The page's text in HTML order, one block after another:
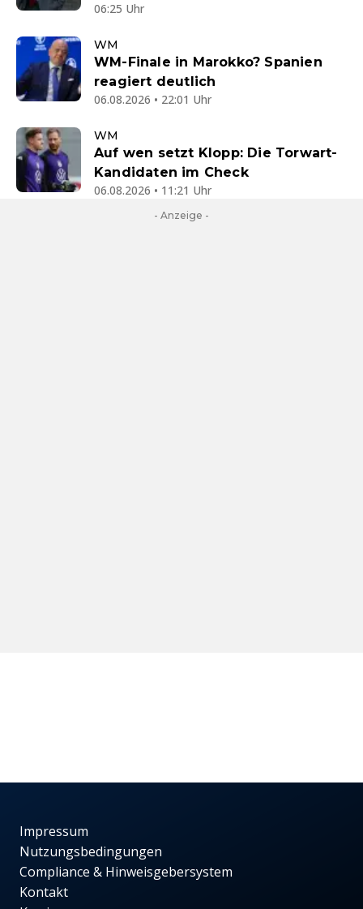
06:25 Uhr
WM
WM-Finale in Marokko? Spanien
reagiert deutlich
06.08.2026 • 22:01 Uhr
WM
Auf wen setzt Klopp: Die Torwart-
Kandidaten im Check
06.08.2026 • 11:21 Uhr
- Anzeige -
Impressum
Nutzungsbedingungen
Compliance & Hinweisgebersystem
Kontakt